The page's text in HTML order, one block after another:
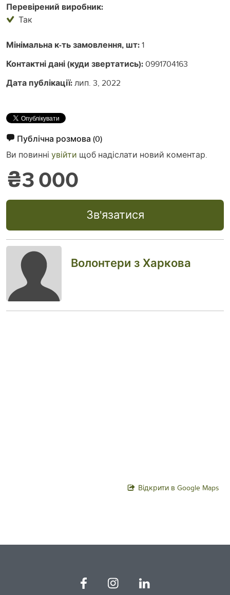
Перевірений виробник:
Так
Мінімальна к-ть замовлення, шт:1
Контактні дані (куди звертатись):0991704163
Дата публікації:лип. 3, 2022
Публічна розмова (0)
Ви повинні увійти щоб надіслати новий коментар.
₴3 000
Зв'язатися
Волонтери з Харкова
Відкрити в Google Maps